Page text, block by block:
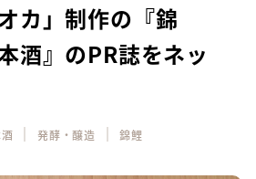
カ」制作の『錦
酒』のPR誌をネッ
｜発酵・醸造 ｜錦鯉